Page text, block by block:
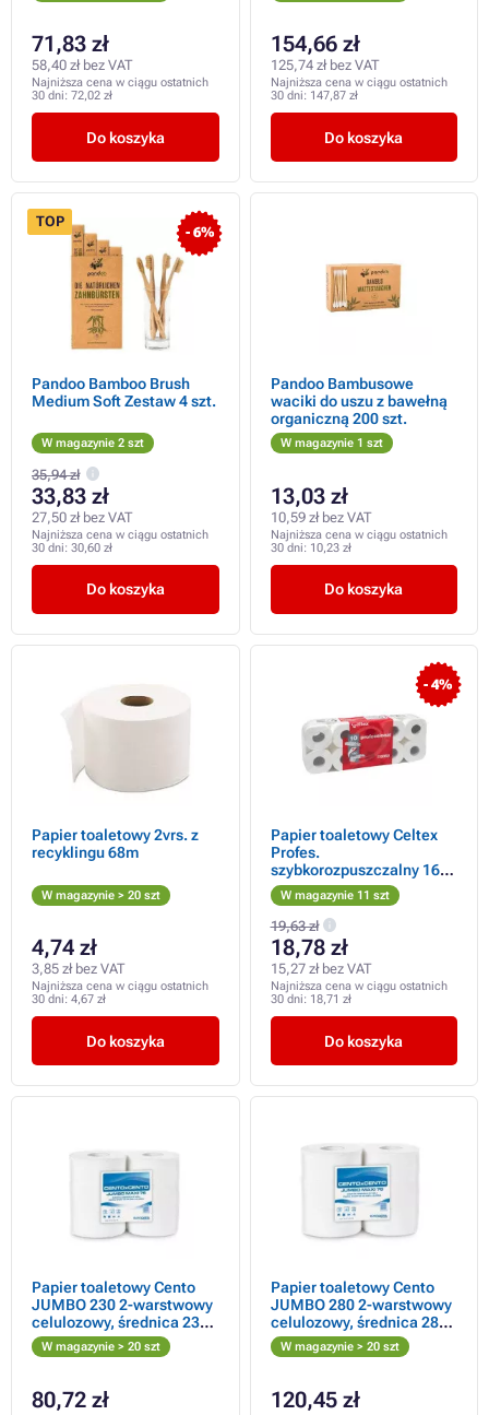
71,83 zł
58,40 zł bez VAT
Najniższa cena w ciągu ostatnich
30 dni: 72,02 zł
Do koszyka
154,66 zł
125,74 zł bez VAT
Najniższa cena w ciągu ostatnich
30 dni: 147,87 zł
Do koszyka
- 6%
TOP
Pandoo Bamboo Brush
Medium Soft Zestaw 4 szt.
W magazynie 2 szt
35,94 zł
33,83 zł
27,50 zł bez VAT
Najniższa cena w ciągu ostatnich
30 dni: 30,60 zł
Do koszyka
Pandoo Bambusowe
waciki do uszu z bawełną
organiczną 200 szt.
W magazynie 1 szt
13,03 zł
10,59 zł bez VAT
Najniższa cena w ciągu ostatnich
30 dni: 10,23 zł
Do koszyka
Papier toaletowy 2vrs. z
recyklingu 68m
W magazynie > 20 szt
4,74 zł
3,85 zł bez VAT
Najniższa cena w ciągu ostatnich
30 dni: 4,67 zł
Do koszyka
- 4%
Papier toaletowy Celtex
Profes.
szybkorozpuszczalny 160
łez 2vrs. biały 10szt /w
sprzedaży tylko w
opakowaniach
W magazynie 11 szt
19,63 zł
18,78 zł
15,27 zł bez VAT
Najniższa cena w ciągu ostatnich
30 dni: 18,71 zł
Do koszyka
Papier toaletowy Cento
JUMBO 230 2-warstwowy
celulozowy, średnica 23
cm, rolka 190 m
W magazynie > 20 szt
80,72 zł
Papier toaletowy Cento
JUMBO 280 2-warstwowy
celulozowy, średnica 28
cm, rolka 260 m
W magazynie > 20 szt
120,45 zł